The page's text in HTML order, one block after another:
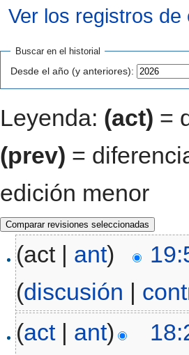
Ver los registros de
Buscar en el historial
Desde el año (y anteriores):
Leyenda: (act) =
(prev) =
edición menor
(act | ant)
(discusión |
(act| ant)